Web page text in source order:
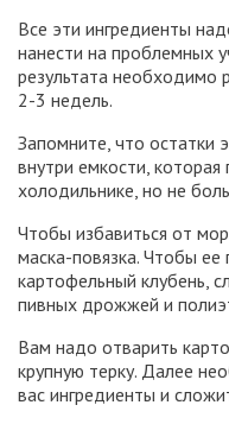
Все эти ингредиенты
нанести на проблемных
результата необходимо
2-3 недель.
Запомните, что остатки
внутри емкости,
холодильнике, но не
Чтобы избавиться от
маска-повязка. Чтобы ее
картофельный клубень,
пивных дрожжей и
Вам надо отварить
крупную терку. Далее
вас ингредиенты и